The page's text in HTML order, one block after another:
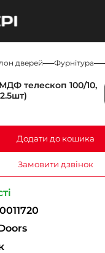
дверей Фурнітура
телескоп 100/10,
Додати до кошика
Замовити дзвінок